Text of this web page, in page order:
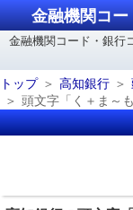
金融機関コ
金融機関コード・銀行
トップ
高知銀行
頭文字「く＋ま～